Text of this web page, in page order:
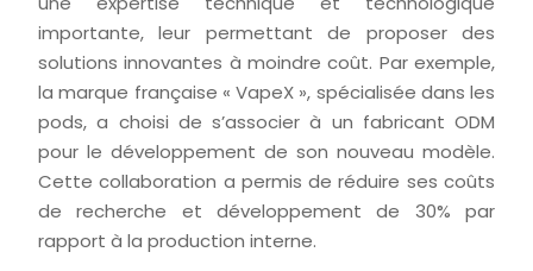
importante, leur permettant de proposer des
solutions innovantes à moindre coût. Par exemple,
la marque française « VapeX », spécialisée dans les
pods, a choisi de s’associer à un fabricant ODM
pour le développement de son nouveau modèle.
Cette collaboration a permis de réduire ses coûts
de recherche et développement de 30% par
rapport à la production interne.